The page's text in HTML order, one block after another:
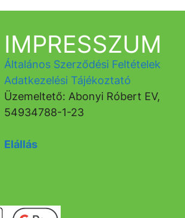
IMPRESSZUM
Általános Szerződési Feltételek
Adatkezelési Tájékoztató
Üzemeltető: Abonyi Róbert EV,
54934788-1-23
Elállás